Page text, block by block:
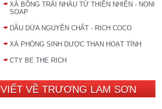
XÀ BÔNG TRÁI NHÀU TỪ THIÊN NHIÊN - NONI
SOAP
DẦU DỪA NGUYÊN CHẤT - RICH COCO
XÀ PHÒNG SINH DƯỢC THAN HOẠT TÍNH
CTY BE THE RICH
VIẾT VỀ TRƯƠNG LAM SƠN